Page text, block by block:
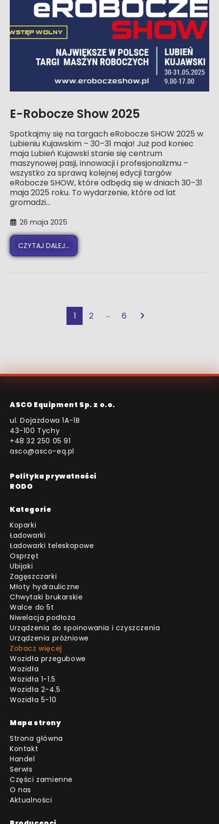
E-Robocze Show 2025
Spotkajmy się na targach eRobocze SHOW 2025 w
Lubieniu Kujawskim – 30–31 maja! Już pod koniec
maja Lubień Kujawski stanie się centrum
maszynowej pasji, innowacji i profesjonalizmu –
wszystko za sprawą kolejnej edycji targów
eRobocze SHOW, które odbędą się w dniach 30–31
maja 2025 roku. To wydarzenie, które od lat
gromadzi...
26 maja 2025
CZYTAJ DALEJ...
1 2 … 6
ASCO Equipment Sp. z o.o.
ul. Dojazdowa 1A-1B
43-100 Tychy
+48 32 250 05 91
asco@asco-eq.pl
Polityka prywatności
RODO
Kategorie
Koparki
Ładowarki
Ładowarki teleskopowe
Osprzęt
Ubijaki
Zagęszczarki
Młoty hydrauliczne
Chwytaki brukarskie
Walce do 5t
Niwelacja podłoża
Urządzenia do spoinowania i czyszczenia
Urządzenia próżniowe
Zobacz więcej
Wozidła przegubowe
Wozidła
Wozidła 1-1.5
Wozidła 2-4.5
Wozidła 5-10
Mapa strony
Strona główna
Kontakt
Handel
Serwis
Części zamienne
O nas
Aktualności